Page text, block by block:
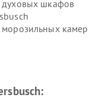
духовых шкафов
морозильных камер
упаковщиков